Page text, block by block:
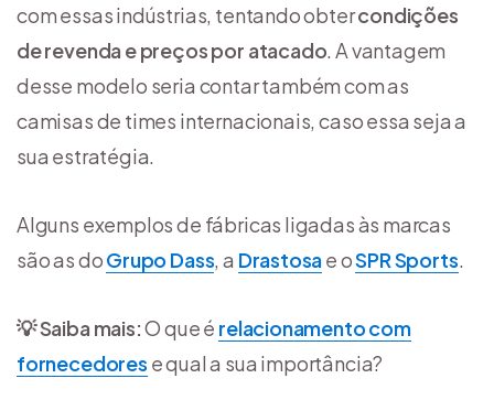
com essas indústrias, tentando obtercondições
de revenda e preços por atacado. A vantagem
desse modelo seria contar também com as
camisas de times internacionais, caso essa seja a
sua estratégia.
Alguns exemplos de fábricas ligadas às marcas
são as doGrupo Dass, a Drastosae oSPR Sports.
💡Saiba mais:O que é relacionamento com
fornecedores e qual a sua importância?